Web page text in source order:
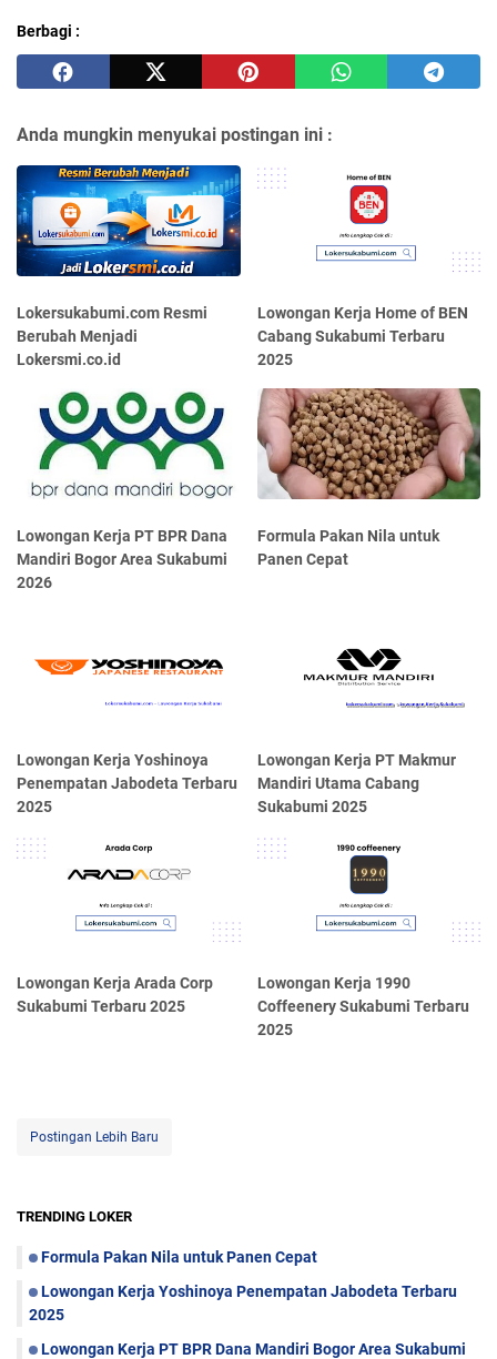
Berbagi :
Anda mungkin menyukai postingan ini :
Lokersukabumi.com Resmi
Berubah Menjadi
Lokersmi.co.id
Lowongan Kerja Home of BEN
Cabang Sukabumi Terbaru
2025
Lowongan Kerja PT BPR Dana
Mandiri Bogor Area Sukabumi
2026
Formula Pakan Nila untuk
Panen Cepat
Lowongan Kerja Yoshinoya
Penempatan Jabodeta Terbaru
2025
Lowongan Kerja PT Makmur
Mandiri Utama Cabang
Sukabumi 2025
Lowongan Kerja Arada Corp
Sukabumi Terbaru 2025
Lowongan Kerja 1990
Coffeenery Sukabumi Terbaru
2025
Postingan Lebih Baru
TRENDING LOKER
Formula Pakan Nila untuk Panen Cepat
Lowongan Kerja Yoshinoya Penempatan Jabodeta Terbaru
2025
Lowongan Kerja PT BPR Dana Mandiri Bogor Area Sukabumi